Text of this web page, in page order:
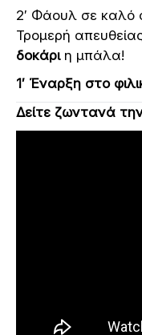
2′ Φάουλ σε καλό
Τρομερή
δοκάριη μπάλα!
1′ Έναρξη στο
Δείτε ζωντανά